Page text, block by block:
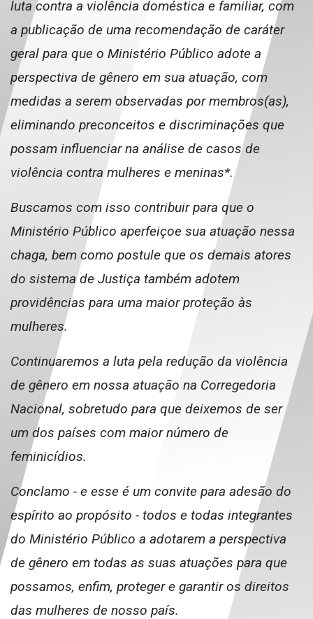
luta contra a violência doméstica e familiar, com
a publicação de uma recomendação de caráter
geral para que o Ministério Público adote a
perspectiva de gênero em sua atuação, com
medidas a serem observadas por membros(as),
eliminando preconceitos e discriminações que
possam influenciar na análise de casos de
violência contra mulheres e meninas*.
Buscamos com isso contribuir para que o
Ministério Público aperfeiçoe sua atuação nessa
chaga, bem como postule que os demais atores
do sistema de Justiça também adotem
providências para uma maior proteção às
mulheres.
Continuaremos a luta pela redução da violência
de gênero em nossa atuação na Corregedoria
Nacional, sobretudo para que deixemos de ser
um dos países com maior número de
feminicídios.
Conclamo - e esse é um convite para adesão do
espírito ao propósito - todos e todas integrantes
do Ministério Público a adotarem a perspectiva
de gênero em todas as suas atuações para que
possamos, enfim, proteger e garantir os direitos
das mulheres de nosso país.